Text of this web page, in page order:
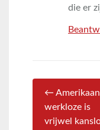
die er
←
werkloze is
vrijwel